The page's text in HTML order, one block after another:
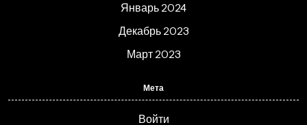
Январь 2024
Декабрь 2023
Март 2023
Мета
Войти